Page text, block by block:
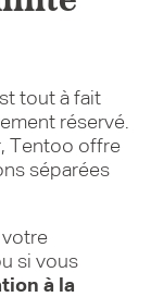
tout à fait
réservé.
Tentoo offre
séparées
votre
si vous
à la